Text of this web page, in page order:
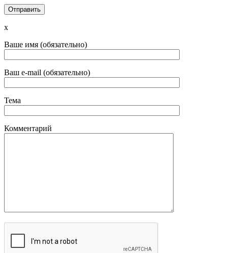
x
Ваше имя (обязательно)
Ваш e-mail (обязательно)
Тема
Комментарий